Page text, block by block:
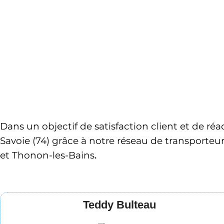
Dans un objectif de satisfaction client et de
Savoie (74) grâce à notre réseau de
et Thonon-les-Bains.
Teddy Bulteau